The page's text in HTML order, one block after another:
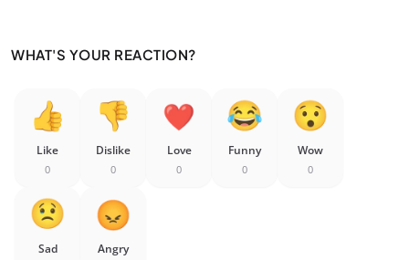
WHAT'S YOUR REACTION?
Like
0
Dislike
0
Love
0
Funny
0
Wow
0
Sad Angry